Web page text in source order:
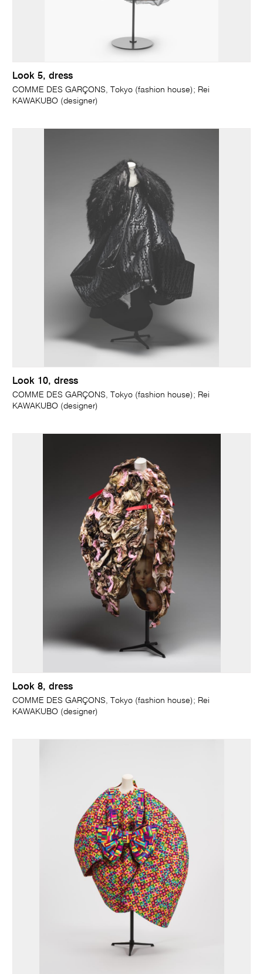
Look 5, dress
COMME DES GARÇONS, Tokyo (fashion house); Rei
KAWAKUBO (designer)
Look 10, dress
COMME DES GARÇONS, Tokyo (fashion house); Rei
KAWAKUBO (designer)
Look 8, dress
COMME DES GARÇONS, Tokyo (fashion house); Rei
KAWAKUBO (designer)